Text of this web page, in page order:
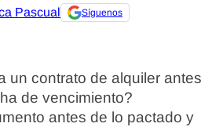
Pascual Síguenos
un contrato de alquiler antes
de vencimiento?
antes de lo pactado y